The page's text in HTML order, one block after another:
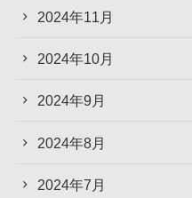
2024年11月
2024年10月
2024年9月
2024年8月
2024年7月